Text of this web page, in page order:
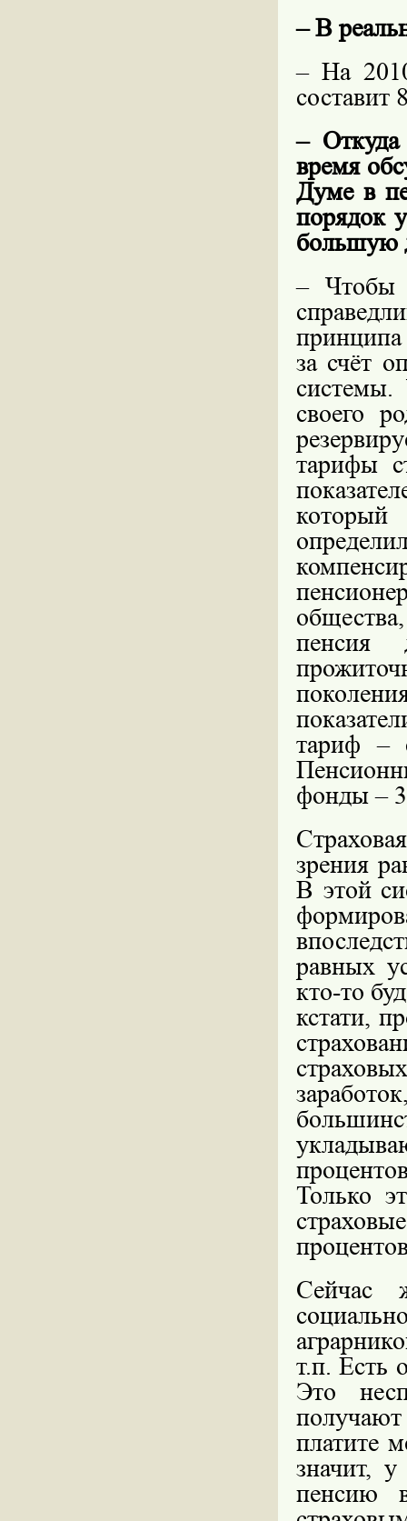
– В
– На
составит
–
время
Думе в
порядок
большую
– Чтобы
за счёт
системы.
своего
тарифы
пенсия
тариф –
фонды –
зрения
В этой
равных
кто-то
кстати,
Только
Сейчас
т.п. Есть
Это
платите
значит,
пенсию